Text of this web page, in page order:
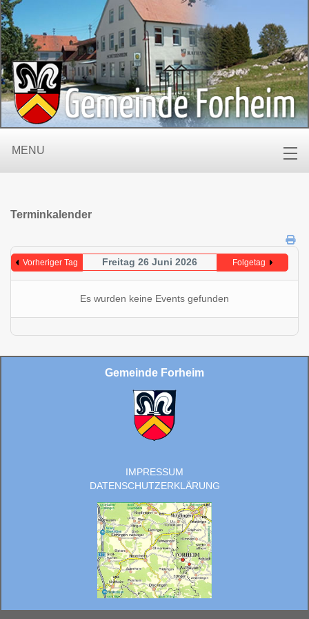
MENU
Terminkalender
Vorheriger Tag Freitag 26 Juni 2026 Folgetag
Es wurden keine Events gefunden
Gemeinde Forheim
IMPRESSUM
DATENSCHUTZERKLÄRUNG